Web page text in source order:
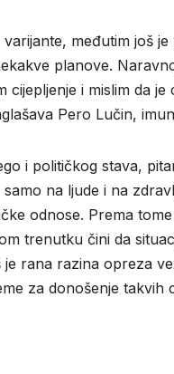
međutim još
planove.
i mislim da
Pero Lučin,
i političkog stava,
na ljude i na
odnose. Prema
trenutku čini da
rana razina opreza
za donošenje takvih